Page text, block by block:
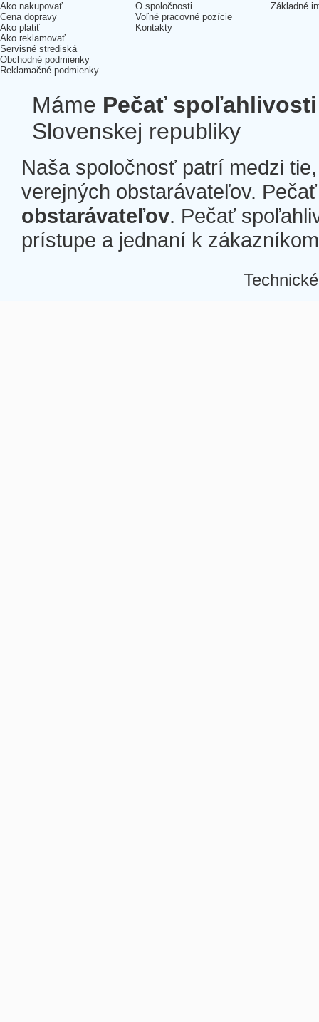
Ako nakupovať
Cena dopravy
Ako platiť
Ako reklamovať
Servisné strediská
Obchodné podmienky
Reklamačné podmienky
O spoločnosti
Voľné pracovné pozície
Kontakty
Základné
Máme Pečať spoľahlivosti
Slovenskej republiky
Naša spoločnosť patrí medzi
verejných obstarávateľov.
obstarávateľov. Pečať
prístupe a jednaní k